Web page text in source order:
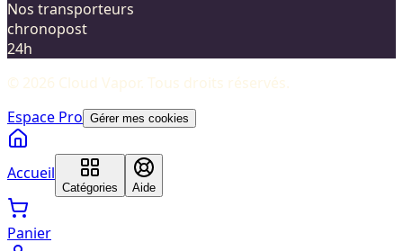
Nos transporteurs
chronopost
24h
© 2026 Cloud Vapor. Tous droits réservés.
Espace Pro Gérer mes cookies
Accueil
Catégories Aide
Panier